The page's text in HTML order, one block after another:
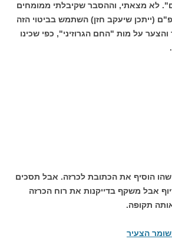
לא מצאתי, וההסבר שקיבלתי ממומחים
(ייתכן שיעקב חזן) השתמש בביטוי הזה
על מות "החם הגרוזיני", כפי שכינו
הוסיף את הכתובת לכרזה. אבל תסכים
אבל משקף בדייקנות את רוח הכרזה
תקופה.
הצעיר